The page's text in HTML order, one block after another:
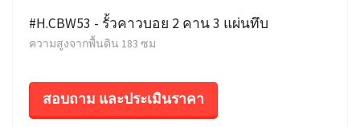
#H.CBW53 - รั้วคาวบอย 2 คาน 3 แผ่นทึบ
ความสูงจากพื้นดิน 183 ซม
สอบถาม และประเมินราคา